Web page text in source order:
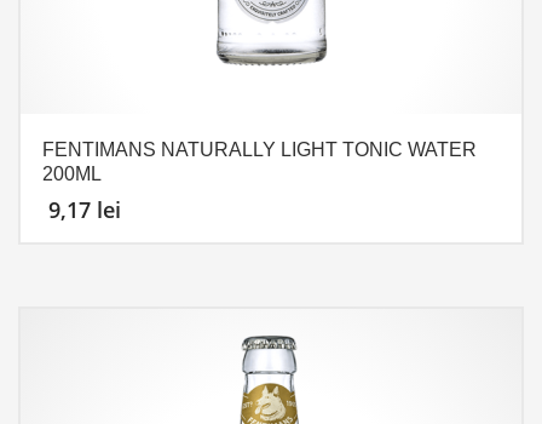
FENTIMANS NATURALLY LIGHT TONIC WATER
200ML
9,17 lei